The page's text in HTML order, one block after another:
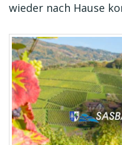
wieder nach Hause